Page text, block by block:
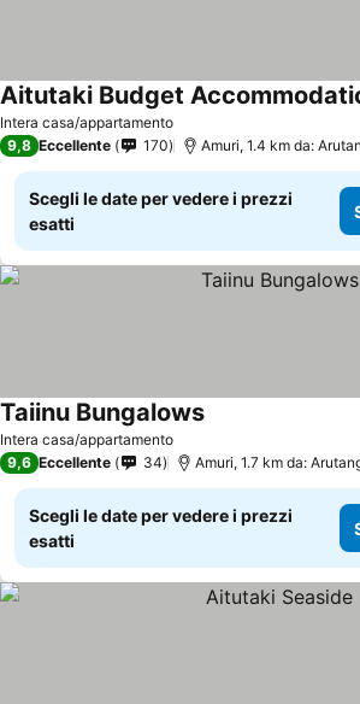
Intera casa/appartamento
Aitutaki Budget
9,8 Eccellente 170 Amuri, 1.4 km da:
Scegli le date per vedere i prezzi
esatti
Intera casa/appartamento
Taiinu Bungalows
9,6 Eccellente 34 Amuri, 1.7 km da:
Scegli le date per vedere i prezzi
esatti